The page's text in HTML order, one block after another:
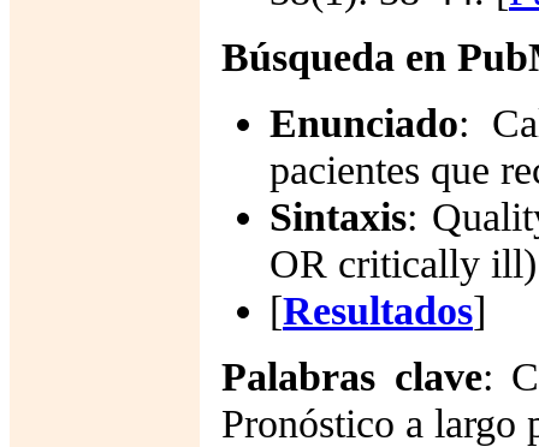
Búsqueda en
Enunciado:
pacientes que
Sintaxis:
OR critically
[Resultados]
Palabras clave:
Pronóstico a largo